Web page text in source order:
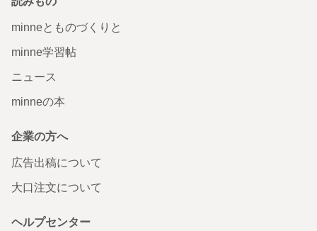
minneとものづくりと
minne学習帖
ニュース
minneの本
企業の方へ
広告出稿について
大口注文について
ヘルプセンター